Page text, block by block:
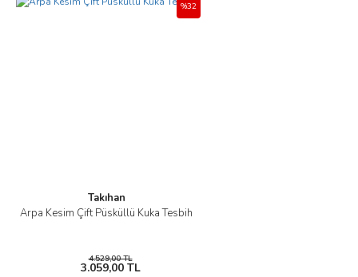
Takıhan
Arpa Kesim Çift Püsküllü Kuka Tesbih
%32
4.529,00 TL
3.059,00 TL